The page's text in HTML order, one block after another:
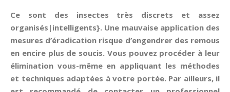
Ce sont des insectes très discrets et assez
organisés|intelligents}. Une mauvaise application des
mesures d’éradication risque d’engendrer des remous
en encire plus de soucis. Vous pouvez procéder à leur
élimination vous-même en appliquant les méthodes
et techniques adaptées à votre portée. Par ailleurs, il